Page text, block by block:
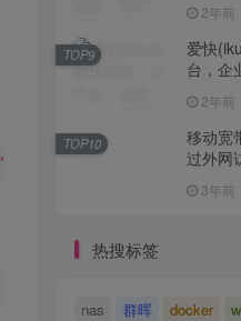
"bridge0"
2年前
爱快
台，企
2年前
TOP9
移动宽
过外网
3年前
TOP10
热搜标签
nas 群晖 docker
NAS硬
狼、银
2年前
爱快
台，企
比2年前
移动宽